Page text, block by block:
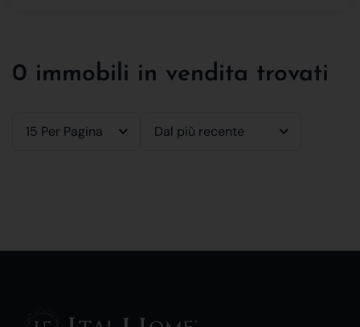
0 immobili in vendita trovati
15 Per Pagina Dal più recente